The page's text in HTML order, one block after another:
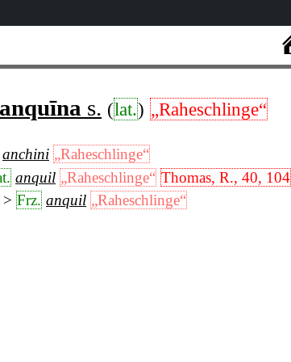
anquīna s. (lat.) „Raheschlinge“
anchini „Raheschlinge“
anquil „Raheschlinge“ Thomas, R., 40, 104
Frz. anquil „Raheschlinge“